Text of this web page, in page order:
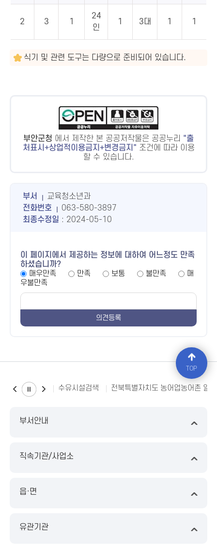
2 3 1
24
인
1 3대 1 1
식기 및 관련 도구는 다량으로 준비되어 있습니다.
부안군청 에서 제작한 본 공공저작물은 공공누리
출
처표시+상업적이용금지+변경금지
조건에 따라 이용
할 수 있습니다.
부서
교육청소년과
전화번호
063-580-3897
최종수정일 : 2024-05-10
이 페이지에서 제공하는 정보에 대하여 어느정도 만족
하셨습니까?
매우만족
만족 보통 불만족
매
우불만족
수유시설검색 전북특별자치도 농어업농어촌 일
부서안내
직속기관/사업소
읍·면
유관기관
TOP